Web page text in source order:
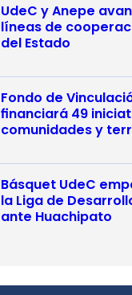
UdeC y Anepe
líneas de
del Estado
Fondo de
financiará 49
comunidades y
Básquet UdeC
la Liga de
ante Huachipato